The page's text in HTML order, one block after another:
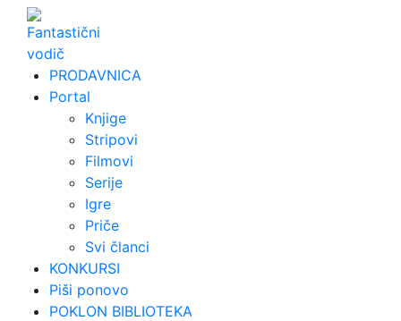
Skip
content
PRODAVNICA
Portal
Knjige
Stripovi
Filmovi
Serije
Igre
Priče
Svi članci
KONKURSI
Piši ponovo
POKLON BIBLIOTEKA